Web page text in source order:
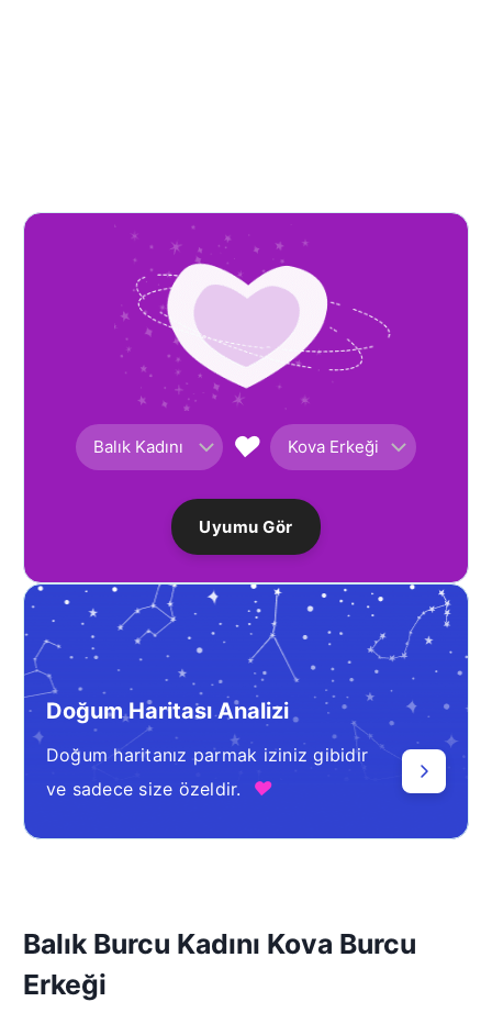
♥
Uyumu Gör
Doğum Haritası Analizi
Doğum haritanız parmak iziniz gibidir
ve sadece size özeldir.
♥
Balık Burcu Kadını Kova Burcu
Erkeği